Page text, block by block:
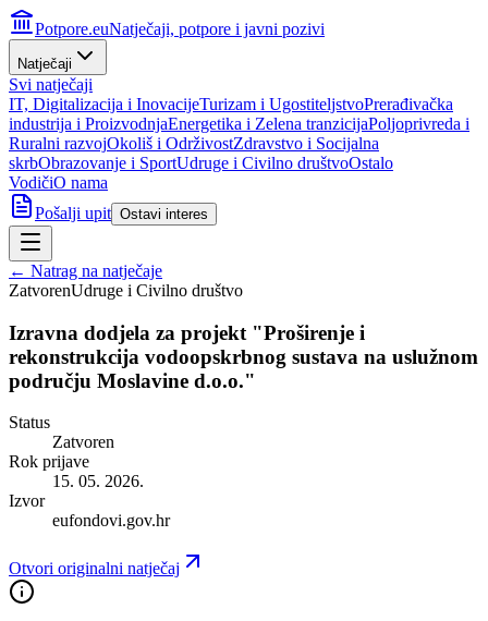
Potpore.euNatječaji, potpore i javni pozivi
Natječaji
Svi natječaji
IT, Digitalizacija i InovacijeTurizam i UgostiteljstvoPrerađivačka
industrija i ProizvodnjaEnergetika i Zelena tranzicijaPoljoprivreda i
Ruralni razvojOkoliš i OdrživostZdravstvo i Socijalna
skrbObrazovanje i SportUdruge i Civilno društvoOstalo
VodičiO nama
Pošalji upit Ostavi interes
← Natrag na natječaje
ZatvorenUdruge i Civilno društvo
Izravna dodjela za projekt "Proširenje i
rekonstrukcija vodoopskrbnog sustava na uslužnom
području Moslavine d.o.o."
Status
Zatvoren
Rok prijave
15. 05. 2026.
Izvor
eufondovi.gov.hr
Otvori originalni natječaj